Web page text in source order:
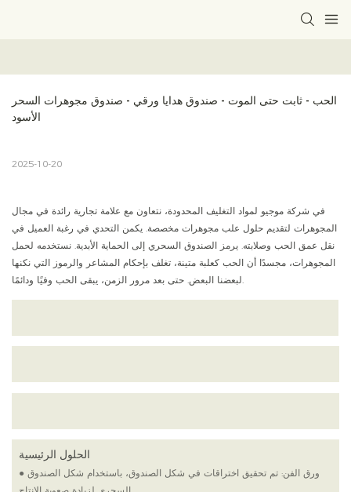
الحب - ثابت حتى الموت - صندوق هدايا ورقي - صندوق مجوهرات السحر
الأسود
2025-10-20
في شركة موجيو لمواد التغليف المحدودة، نتعاون مع علامة تجارية رائدة في مجال
المجوهرات لتقديم حلول علب مجوهرات مخصصة. يكمن التحدي في رغبة العميل في
نقل عمق الحب وصلابته. يرمز الصندوق السحري إلى الحماية الأبدية. نستخدمه لحمل
المجوهرات، مجسدًا أن الحب كعلبة متينة، تغلف بإحكام المشاعر والرموز التي نكنها
لبعضنا البعض. حتى بعد مرور الزمن، يبقى الحب وفيًا ودائمًا.
الحلول الرئيسية
● ورق الفن: تم تحقيق اختراقات في شكل الصندوق، باستخدام شكل الصندوق